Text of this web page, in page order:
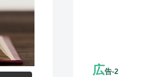
広告-2